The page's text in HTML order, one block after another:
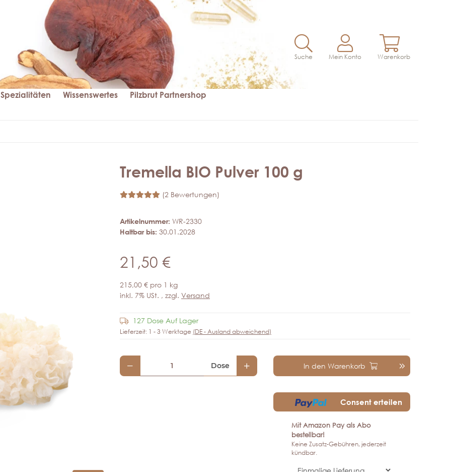
Suche Mein Konto Warenkorb
Spezialitäten Wissenswertes Pilzbrut Partnershop
Tremella BIO Pulver 100 g
(2 Bewertungen)
Artikelnummer: WR-2330
Haltbar bis: 30.01.2028
21,50 €
215,00 € pro 1 kg
inkl. 7% USt. , zzgl. Versand
127 Dose Auf Lager
Lieferzeit: 1 - 3 Werktage (DE - Ausland abweichend)
Dose In den Warenkorb
Consent erteilen
Mit Amazon Pay als Abo
bestellbar!
Keine Zusatz-Gebühren, jederzeit
kündbar.